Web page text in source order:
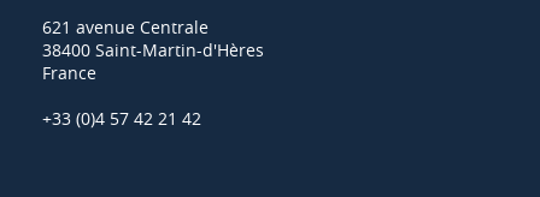
621 avenue Centrale
38400 Saint-Martin-d'Hères
France
+33 (0)4 57 42 21 42